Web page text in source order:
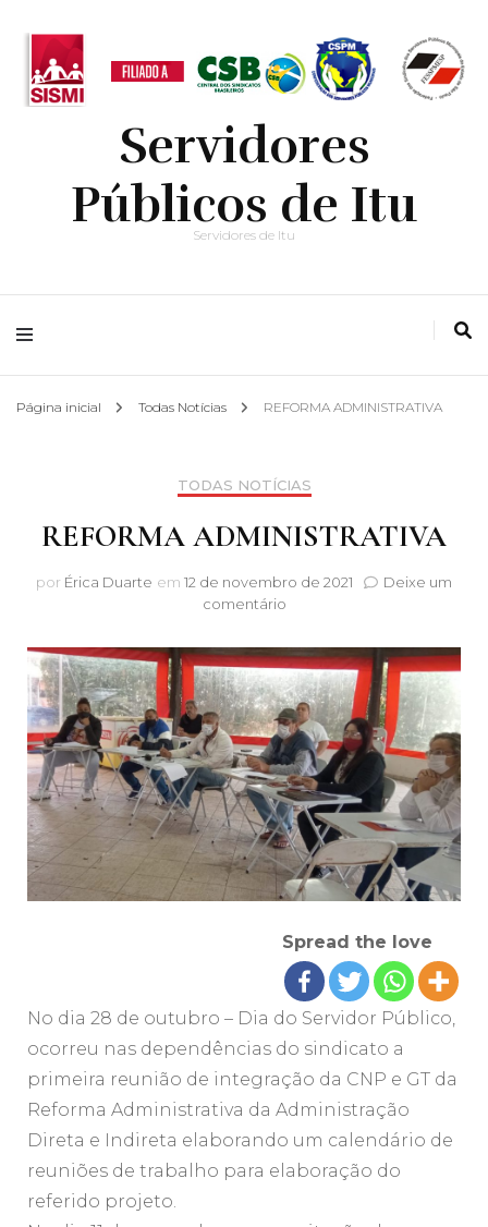
Servidores
Públicos de Itu
Servidores de Itu
Página inicial Todas Notícias REFORMA ADMINISTRATIVA
TODAS NOTÍCIAS
REFORMA ADMINISTRATIVA
por Érica Duarte em 12 de novembro de 2021
Deixe um
comentárioem
ADMINISTRATIVA
Spread the love
No dia 28 de outubro – Dia do Servidor Público,
ocorreu nas dependências do sindicato a
primeira reunião de integração da CNP e GT da
Reforma Administrativa da Administração
Direta e Indireta elaborando um calendário de
reuniões de trabalho para elaboração do
referido projeto.